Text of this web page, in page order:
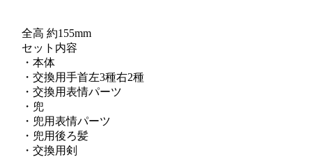
全高 約155mm
セット内容
・本体
・交換用手首左3種右2種
・交換用表情パーツ
・兜
・兜用表情パーツ
・兜用後ろ髪
・交換用剣